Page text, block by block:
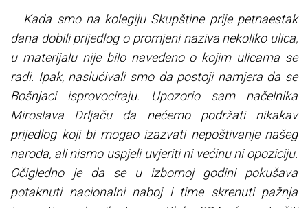
– Kada smo na kolegiju Skupštine prije petnaestak
dana dobili prijedlog o promjeni naziva nekoliko ulica,
u materijalu nije bilo navedeno o kojim ulicama se
radi. Ipak, naslućivali smo da postoji namjera da se
Bošnjaci isprovociraju. Upozorio sam načelnika
Miroslava Drljaču da nećemo podržati nikakav
prijedlog koji bi mogao izazvati nepoštivanje našeg
naroda, ali nismo uspjeli uvjeriti ni većinu ni opoziciju.
Očigledno je da se u izbornoj godini pokušava
potaknuti nacionalni naboj i time skrenuti pažnja